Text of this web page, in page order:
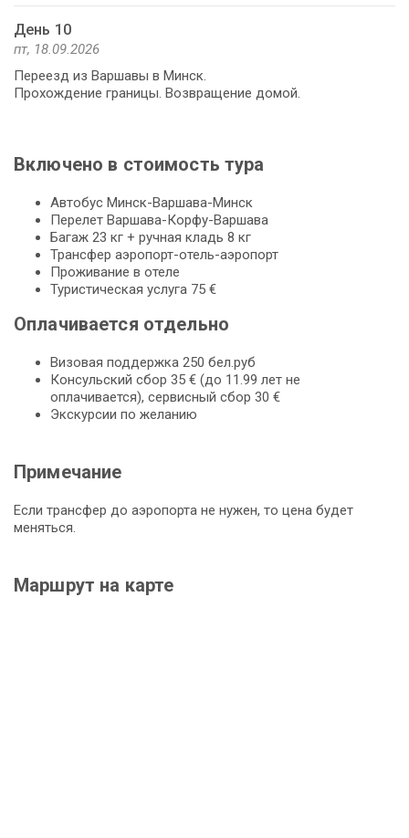
День 10
пт, 18.09.2026
Переезд из Варшавы в Минск.
Прохождение границы. Возвращение домой.
Включено в стоимость тура
Автобус Минск-Варшава-Минск
Перелет Варшава-Корфу-Варшава
Багаж 23 кг + ручная кладь 8 кг
Трансфер аэропорт-отель-аэропорт
Проживание в отеле
Туристическая услуга 75 €
Оплачивается отдельно
Визовая поддержка 250 бел.руб
Консульский сбор 35 € (до 11.99 лет не
оплачивается), сервисный сбор 30 €
Экскурсии по желанию
Примечание
Если трансфер до аэропорта не нужен, то цена будет
меняться.
Маршрут на карте